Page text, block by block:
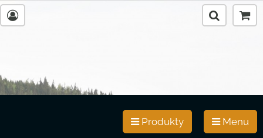
Produkty Menu